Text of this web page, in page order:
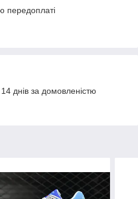
передоплаті
днів за домовленістю